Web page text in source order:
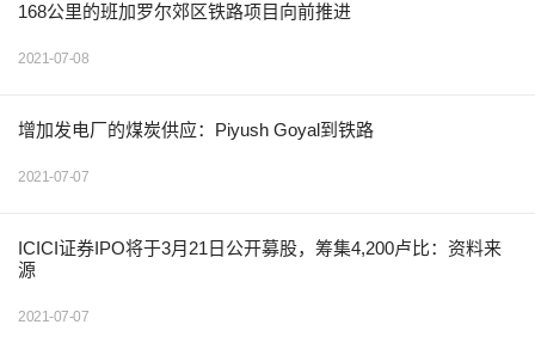
168公里的班加罗尔郊区铁路项目向前推进
2021-07-08
增加发电厂的煤炭供应：Piyush Goyal到铁路
2021-07-07
ICICI证券IPO将于3月21日公开募股，筹集4,200卢比：资料来
源
2021-07-07